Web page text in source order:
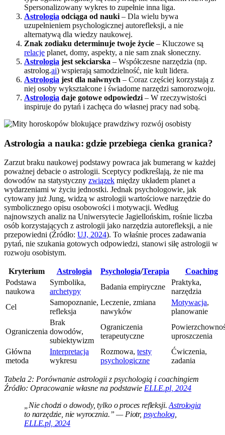
Spersonalizowany wykres to zupełnie inna liga.
Astrologia odciąga od nauki – Dla wielu bywa
uzupełnieniem psychologicznej autorefleksji, a nie
alternatywą dla wiedzy naukowej.
Znak zodiaku determinuje twoje życie – Kluczowe są
relacje planet, domy, aspekty, a nie sam znak słoneczny.
Astrologia jest sekciarska – Współczesne narzędzia (np.
astrolog.ai) wspierają samodzielność, nie kult lidera.
Astrologia jest dla naiwnych – Coraz częściej korzystają z
niej osoby wykształcone i świadome narzędzi samorozwoju.
Astrologia daje gotowe odpowiedzi – W rzeczywistości
inspiruje do pytań i zachęca do własnej pracy nad sobą.
Astrologia a nauka: gdzie przebiega cienka granica?
Zarzut braku naukowej podstawy powraca jak bumerang w każdej
poważnej debacie o astrologii. Sceptycy podkreślają, że nie ma
dowodów na statystyczny związek między układem planet a
wydarzeniami w życiu jednostki. Jednak psychologowie, jak
cytowany już Jung, widzą w astrologii wartościowe narzędzie do
symbolicznego opisu osobowości i motywacji. Według
najnowszych analiz na Uniwersytecie Jagiellońskim, rośnie liczba
osób korzystających z astrologii jako narzędzia autorefleksji, a nie
przepowiedni (Źródło: UJ, 2024). To właśnie proces zadawania
pytań, nie szukania gotowych odpowiedzi, stanowi siłę astrologii w
rozwoju osobistym.
Kryterium Astrologia Psychologia/Terapia
Coaching
Podstawa
naukowa
Symbolika,
archetypy
Badania empiryczne
Praktyka,
narzędzia
Cel
Samopoznanie,
refleksja
Leczenie, zmiana
nawyków
Motywacja,
planowanie
Ograniczenia
Brak
dowodów,
subiektywizm
Ograniczenia
terapeutyczne
uproszczenia
Główna
metoda
Interpretacja
wykresu
Rozmowa, testy
psychologiczne
Ćwiczenia,
zadania
Tabela 2: Porównanie astrologii z psychologią i coachingiem
Źródło: Opracowanie własne na podstawie ELLE.pl, 2024
„Nie chodzi o dowody, tylko o proces refleksji.Astrologia
to narzędzie, nie wyrocznia.” — Piotr, psycholog
ELLE.pl, 2024